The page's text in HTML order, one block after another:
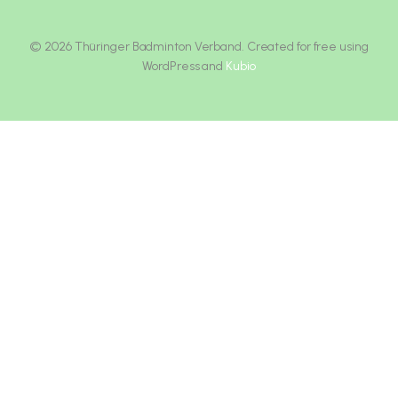
© 2026 Thüringer Badminton Verband. Created for free using
WordPress and Kubio